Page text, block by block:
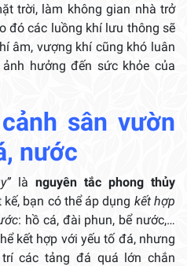
trời, làm không gian nhà trở
đó các luồng khí lưu thông sẽ
âm, vượng khí cũng khó luân
hưởng đến sức khỏe của
sân vườn
nước
là nguyên tắc phong thủy
bạn có thể áp dụng kết hợp
: hồ cá, đài phun, bể nước,…
kết hợp với yếu tố đá, nhưng
các tảng đá quá lớn chắn